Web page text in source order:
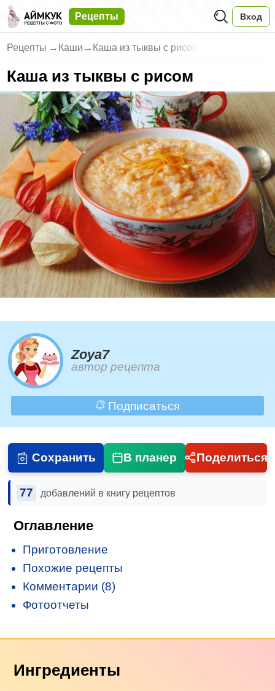
Рецепты Вход
Рецепты → Каши → Каша из тыквы с рисом
Каша из тыквы с рисом
Zoya7
автор рецепта
Подписаться
Сохранить В планер Поделиться
77 добавлений в книгу рецептов
Оглавление
Приготовление
Похожие рецепты
Комментарии (8)
Фотоотчеты
Ингредиенты